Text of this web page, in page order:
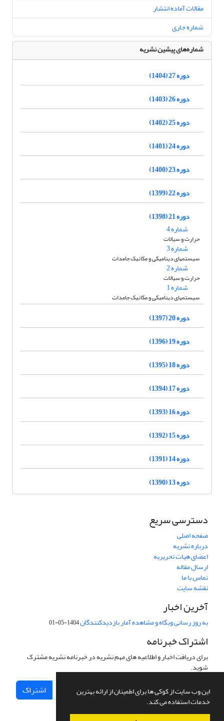
این وب سایت از کوکی ها برای اطمینان از ارائه بهترین
خدمات استفاده می کند.
مقالات آماده انتشار
شماره جاری
شماره‌های پیشین نشریه
دوره 27 (1404)
دوره 26 (1403)
دوره 25 (1402)
دوره 24 (1401)
دوره 23 (1400)
دوره 22 (1399)
دوره 21 (1398)
شماره 4
حرارت و سیالات
شماره 3
سیستمهای دینامیکی و مکانیک جامدات
شماره 2
حرارت و سیالات
شماره 1
سیستمهای دینامیکی و مکانیک جامدات
دوره 20 (1397)
دوره 19 (1396)
دوره 18 (1395)
دوره 17 (1394)
دوره 16 (1393)
دوره 15 (1392)
دوره 14 (1391)
دوره 13 (1390)
دسترسی سریع
صفحه اصلی
درباره نشریه
اعضای هیات تحریریه
ارسال مقاله
تماس با ما
نقشه سایت
آخرین اخبار
به روز رسانی وبگاه و مشاهده آمار بازدیدکنندگان1404-05-01
اشتراک خبرنامه
برای دریافت اخبار و اطلاعیه های مهم نشریه در خبرنامه نشریه مشترک
شوید.
اشتراک